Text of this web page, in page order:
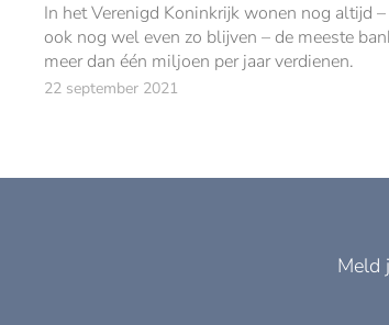
In het Verenigd Koninkrijk wonen nog altijd
ook nog wel even zo blijven – de meeste
meer dan één miljoen per jaar verdienen.
22 september 2021
Meld